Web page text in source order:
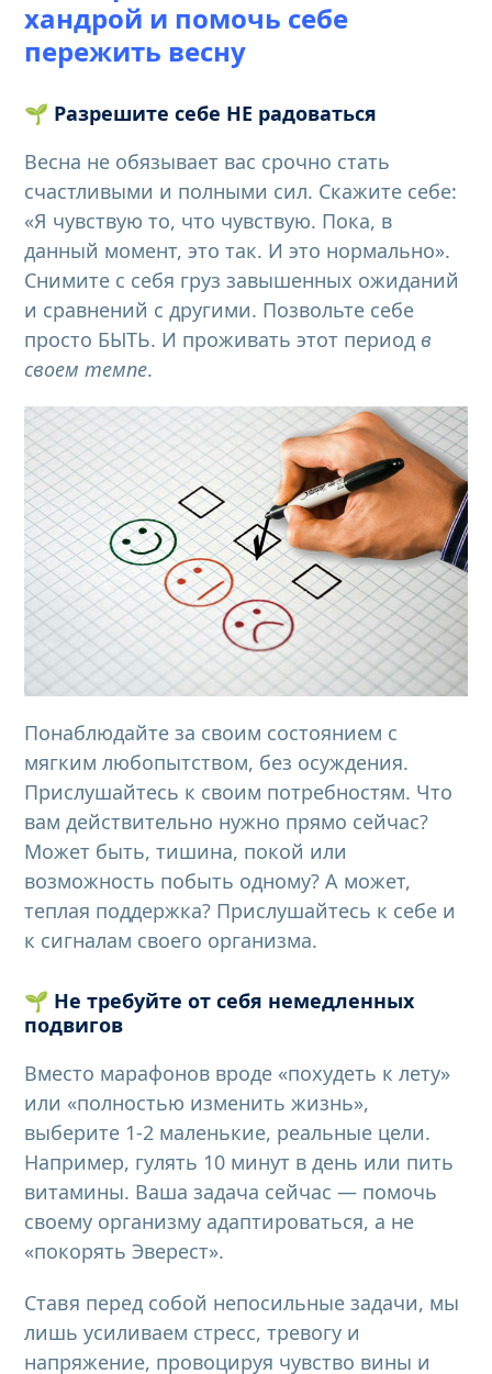
хандрой и помочь себе
пережить весну
🌱 Разрешите себе НЕ радоваться
Весна не обязывает вас срочно стать
счастливыми и полными сил. Скажите себе:
«Я чувствую то, что чувствую. Пока, в
данный момент, это так. И это нормально».
Снимите с себя груз завышенных ожиданий
и сравнений с другими. Позвольте себе
просто БЫТЬ. И проживать этот период в
своем темпе.
Понаблюдайте за своим состоянием с
мягким любопытством, без осуждения.
Прислушайтесь к своим потребностям. Что
вам действительно нужно прямо сейчас?
Может быть, тишина, покой или
возможность побыть одному? А может,
теплая поддержка? Прислушайтесь к себе и
к сигналам своего организма.
🌱 Не требуйте от себя немедленных
подвигов
Вместо марафонов вроде «похудеть к лету»
или «полностью изменить жизнь»,
выберите 1-2 маленькие, реальные цели.
Например, гулять 10 минут в день или пить
витамины. Ваша задача сейчас — помочь
своему организму адаптироваться, а не
«покорять Эверест».
Ставя перед собой непосильные задачи, мы
лишь усиливаем стресс, тревогу и
напряжение, провоцируя чувство вины и